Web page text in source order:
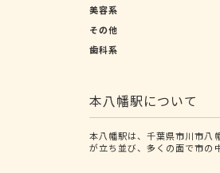
美容系
その他
歯科系
本八幡駅について
本八幡駅は、千葉県市川市八
が立ち並び、多くの面で市の